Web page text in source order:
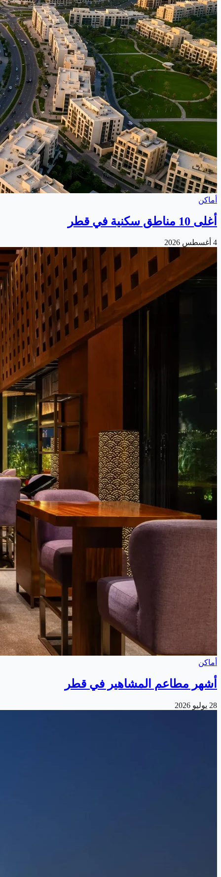
أماكن
أغلى 10 مناطق سكنية في قطر
4 أغسطس 2026
أماكن
أشهر مطاعم المشاهير في قطر
28 يوليو 2026